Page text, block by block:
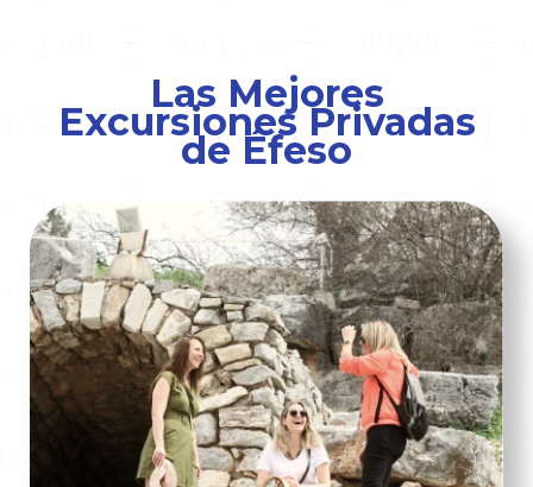
Las Mejores
Excursiones Privadas
de Éfeso